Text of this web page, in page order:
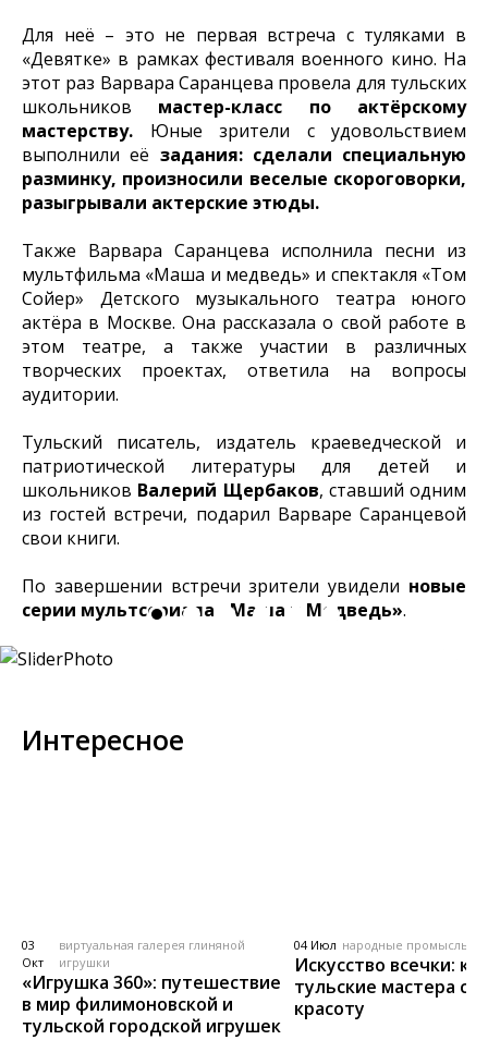
Для неё – это не первая встреча с туляками в
«Девятке» в рамках фестиваля военного кино. На
этот раз Варвара Саранцева провела для тульских
школьников мастер-класс по актёрскому
мастерству. Юные зрители с удовольствием
выполнили её задания: сделали специальную
разминку, произносили веселые скороговорки,
разыгрывали актерские этюды.
Также Варвара Саранцева исполнила песни из
мультфильма «Маша и медведь» и спектакля «Том
Сойер» Детского музыкального театра юного
актёра в Москве. Она рассказала о свой работе в
этом театре, а также участии в различных
творческих проектах, ответила на вопросы
аудитории.
Тульский писатель, издатель краеведческой и
патриотической литературы для детей и
школьников Валерий Щербаков, ставший одним
из гостей встречи, подарил Варваре Саранцевой
свои книги.
По завершении встречи зрители увидели новые
серии мультсериала «Маша и Медведь».
Интересное
03
Окт
виртуальная галерея глиняной
игрушки
«Игрушка 360»: путешествие
в мир филимоновской и
тульской городской игрушек
04 Июл народные промыслы,
Искусство всечки: как
тульские мастера
красоту